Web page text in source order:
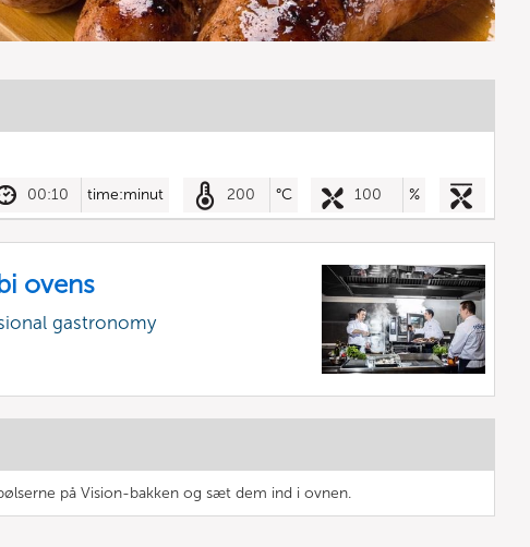
00:10 time:minut 200 °C 100 %
ovens
gastronomy
på Vision-bakken og sæt dem ind i ovnen.